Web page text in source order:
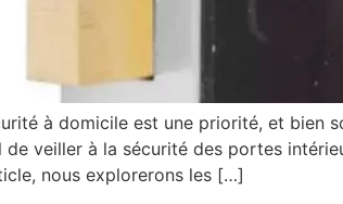
à domicile est une priorité, et bien
de veiller à la sécurité des portes
nous explorerons les […]